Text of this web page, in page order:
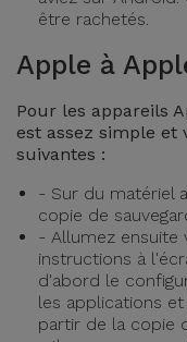
être rachetés.
Apple à
Pour les appareils
est assez simple et
suivantes :
- Sur du matériel
copie de
- Allumez ensuite
instructions à
d'abord le
les applications
partir de la copie